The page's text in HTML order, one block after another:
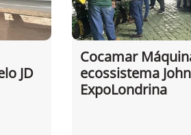
JD
Cocamar
ecossistema
ExpoLondrina